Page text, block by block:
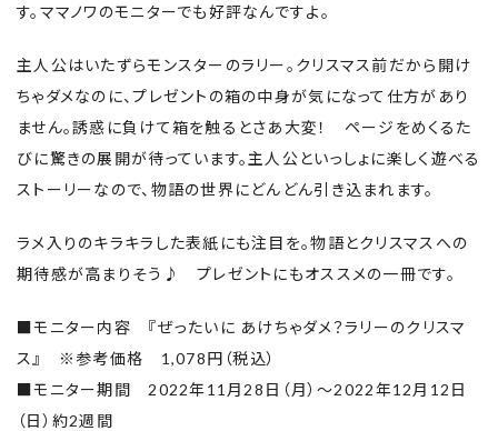
す。ママノワのモニターでも好評なんですよ。
主人公はいたずらモンスターのラリー。クリスマス前だから開け
ちゃダメなのに、プレゼントの箱の中身が気になって仕方があり
ません。誘惑に負けて箱を触るとさあ大変！ ページをめくるた
びに驚きの展開が待っています。主人公といっしょに楽しく遊べる
ストーリーなので、物語の世界にどんどん引き込まれます。
ラメ入りのキラキラした表紙にも注目を。物語とクリスマスへの
期待感が高まりそう♪ プレゼントにもオススメの一冊です。
■モニター内容 『ぜったいに あけちゃダメ？ラリーのクリスマ
ス』 ※参考価格 1,078円（税込）
■モニター期間 2022年11月28日（月）～2022年12月12日
（日）約2週間